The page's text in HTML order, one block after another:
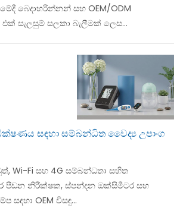
බෙදාහරින්නන් සහ OEM/ODM
සැලසුම් සලකා බැලීමක් ලෙස...
සඳහා සම්බන්ධිත වෛද්‍ය උපාංග
Wi-Fi සහ 4G සම්බන්ධතා සහිත
පීඩන නිරීක්ෂක, ස්පන්දන ඔක්සිමීටර සහ
සඳහා OEM විසඳු...